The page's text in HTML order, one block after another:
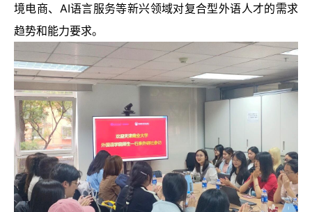
境电商、AI语言服务等新兴领域对复合型外语人才的需求
趋势和能力要求。